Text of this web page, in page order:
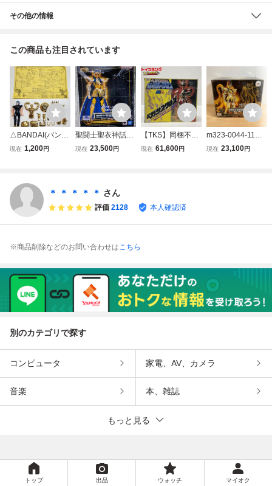
その他の情報
この商品も注目されています
△BANDAI(バンダ
イ) 聖闘士星矢 聖
クロス(水瓶座の聖
衣) フィギュア レ
トロ 玩具 (14)
現在 1,200円
聖闘士聖衣神話EX
リバイバル アクエ
聖闘士星矢 バンダ
現在 23,500円
【TKS】同梱不可/
トイキン祭 バンダ
現在 61,600円
m323-0044-11
【未開封】聖闘士
現在 23,100円
＊ ＊ ＊ ＊ ＊ さん
評価 2128 本人確認済
※商品削除などのお問い合わせはこちら
別のカテゴリで探す
コンピュータ 家電、AV、カメラ
音楽 本、雑誌
もっと見る
トップ 出品 ウォッチ マイオク